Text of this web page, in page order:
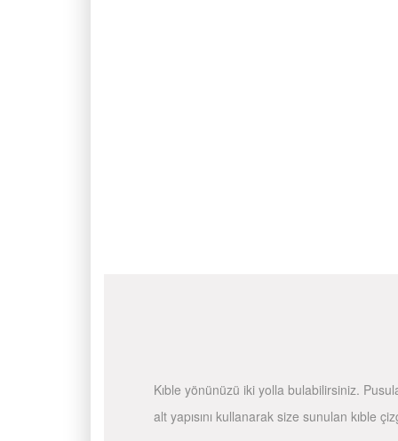
Kıble yönünüzü iki yolla bulabilirsiniz.
alt yapısını kullanarak size sunulan kıble